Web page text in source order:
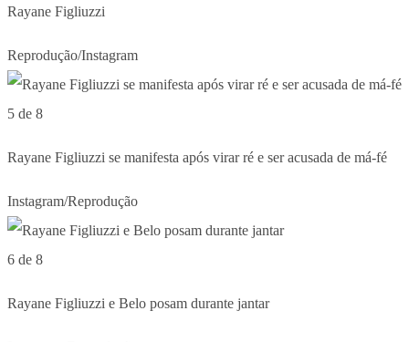
Rayane Figliuzzi
Reprodução/Instagram
5 de 8
Rayane Figliuzzi se manifesta após virar ré e ser acusada de má-fé
Instagram/Reprodução
6 de 8
Rayane Figliuzzi e Belo posam durante jantar